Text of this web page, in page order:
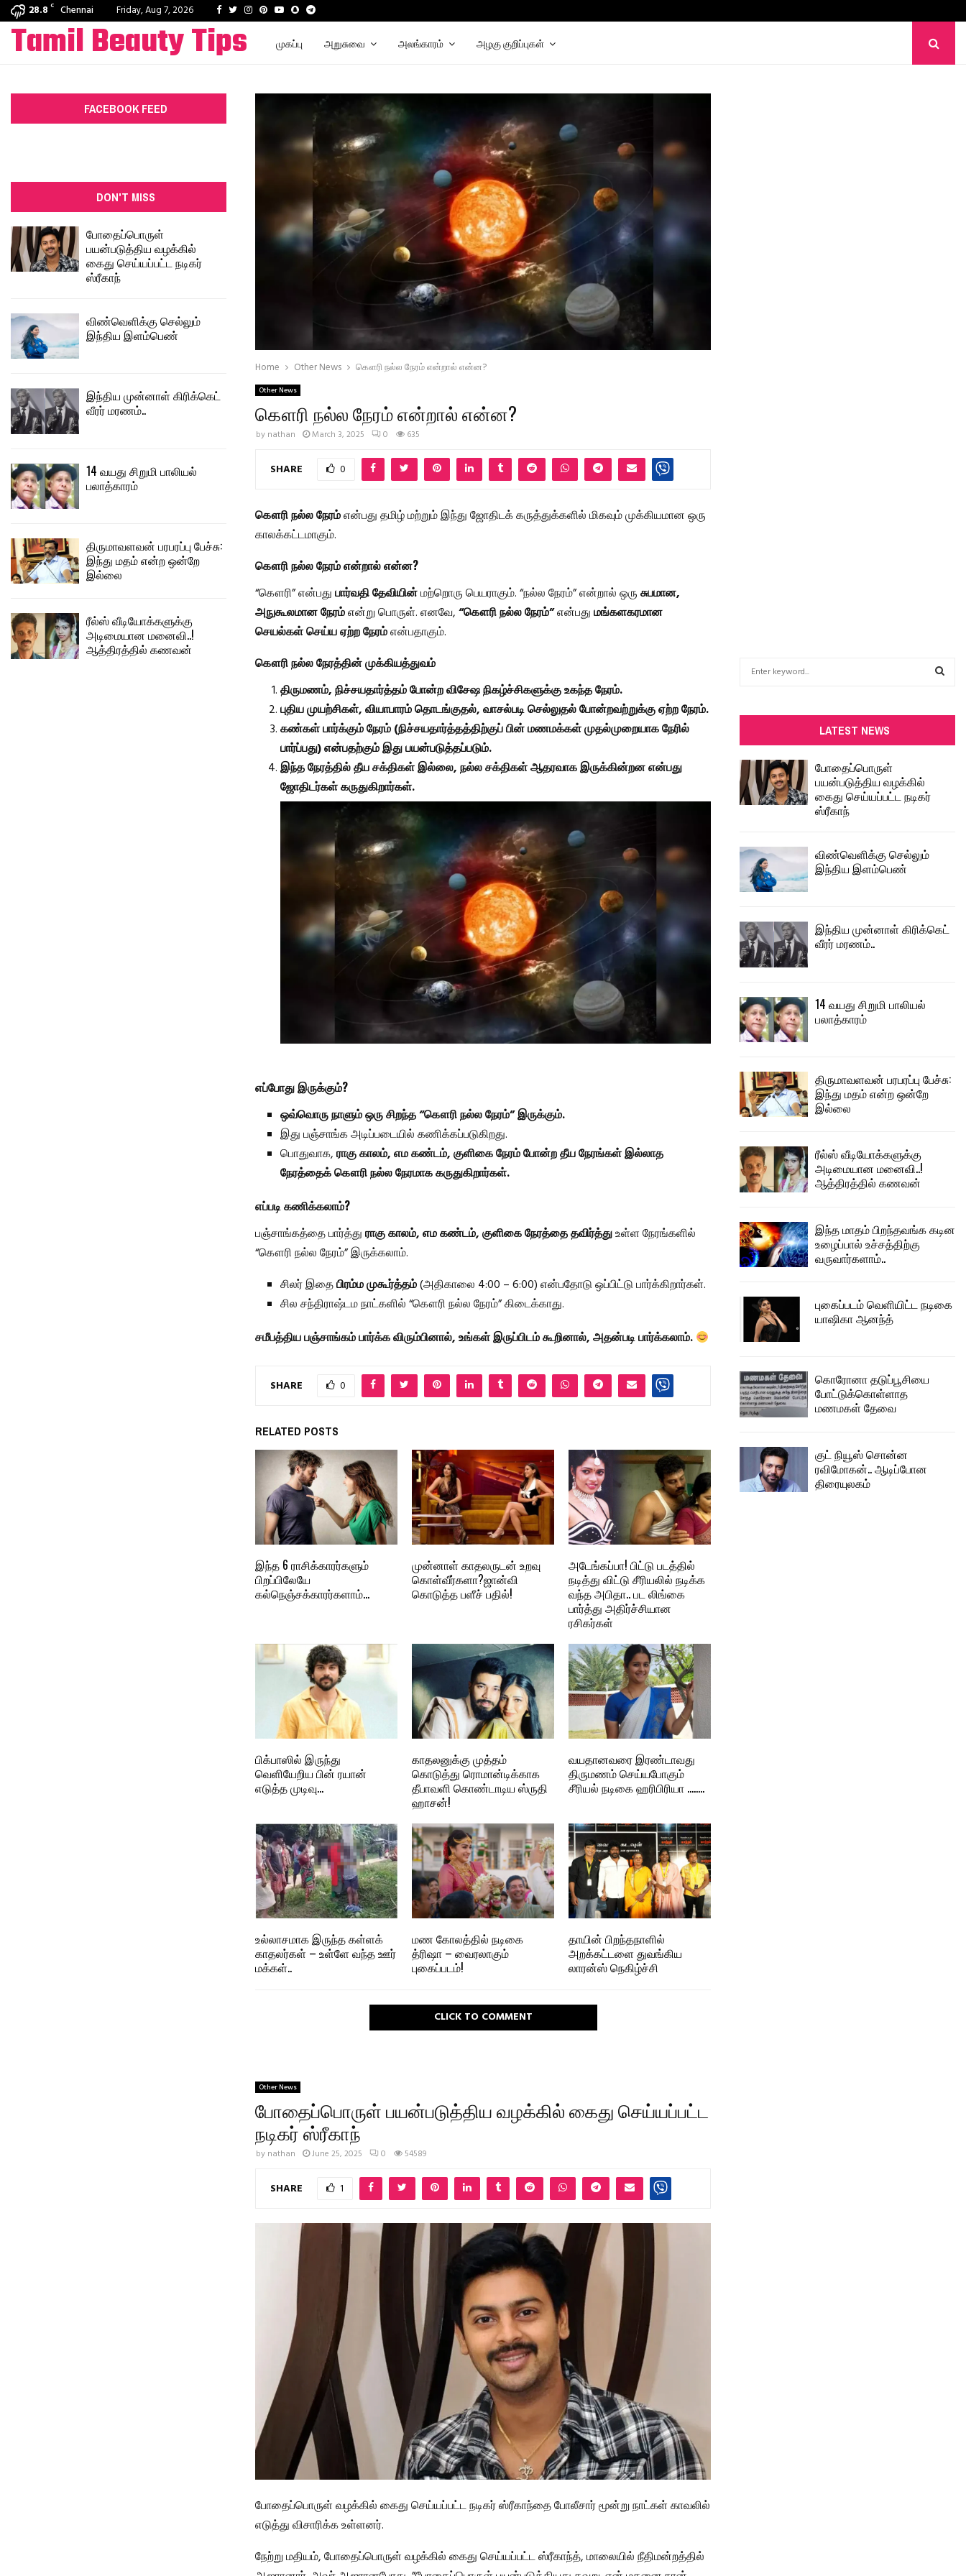
28.8 C Chennai Friday, Aug 7, 2026 Facebook
TwitterInstagram
PinterestYoutube
SnapchatTelegram
Tamil Beauty Tips முகப்பு அறுசுவை அலங்காரம் அழகு குறிப்புகள்
Home Other News கௌரி நல்ல நேரம் என்றால் என்ன?
Other News
கௌரி நல்ல நேரம் என்றால் என்ன?
by nathan March 3, 2025 0 635
SHARE 0
கௌரி நல்ல நேரம்என்பது தமிழ் மற்றும் இந்து ஜோதிடக் கருத்துக்களில் மிகவும் முக்கியமான ஒரு
காலக்கட்டமாகும்.
கௌரி நல்ல நேரம் என்றால் என்ன?
“கௌரி” என்பதுபார்வதி தேவியின்மற்றொரு பெயராகும். “நல்ல நேரம்” என்றால் ஒருசுபமான,
அநுகூலமான நேரம்என்று பொருள். எனவே,“கௌரி நல்ல நேரம்”என்பதுமங்களகரமான
செயல்கள் செய்ய ஏற்ற நேரம்என்பதாகும்.
கௌரி நல்ல நேரத்தின் முக்கியத்துவம்
திருமணம், நிச்சயதார்த்தம் போன்ற விசேஷ நிகழ்ச்சிகளுக்கு உகந்த நேரம்.
புதிய முயற்சிகள், வியாபாரம் தொடங்குதல், வாசல்படி செல்லுதல் போன்றவற்றுக்கு ஏற்ற நேரம்.
கண்கள் பார்க்கும் நேரம் (நிச்சயதார்த்தத்திற்குப் பின் மணமக்கள் முதல்முறையாக நேரில்
பார்ப்பது) என்பதற்கும் இது பயன்படுத்தப்படும்.
இந்த நேரத்தில் தீய சக்திகள் இல்லை, நல்ல சக்திகள் ஆதரவாக இருக்கின்றன என்பது
ஜோதிடர்கள் கருதுகிறார்கள்.
எப்போது இருக்கும்?
ஒவ்வொரு நாளும் ஒரு சிறந்த “கௌரி நல்ல நேரம்” இருக்கும்.
இது பஞ்சாங்க அடிப்படையில் கணிக்கப்படுகிறது.
பொதுவாக,ராகு காலம், எம கண்டம், குளிகை நேரம் போன்ற தீய நேரங்கள் இல்லாத
நேரத்தைக் கௌரி நல்ல நேரமாக கருதுகிறார்கள்.
எப்படி கணிக்கலாம்?
பஞ்சாங்கத்தை பார்த்துராகு காலம், எம கண்டம், குளிகை நேரத்தை தவிர்த்துஉள்ள நேரங்களில்
“கௌரி நல்ல நேரம்” இருக்கலாம்.
சிலர் இதைபிரம்ம முகூர்த்தம்(அதிகாலை 4:00 – 6:00) என்பதோடு ஒப்பிட்டு பார்க்கிறார்கள்.
சில சந்திராஷ்டம நாட்களில் “கௌரி நல்ல நேரம்” கிடைக்காது.
சமீபத்திய பஞ்சாங்கம் பார்க்க விரும்பினால், உங்கள் இருப்பிடம் கூறினால், அதன்படி பார்க்கலாம்.
SHARE 0
RELATED POSTS
இந்த 6 ராசிக்காரர்களும்
பிறப்பிலேயே
கல்நெஞ்சக்காரர்களாம்…
முன்னாள் காதலருடன் உறவு
கொள்வீர்களா?ஜான்வி
கொடுத்த பளீச் பதில்!
அடேங்கப்பா! பிட்டு படத்தில்
நடித்து விட்டு சீரியலில் நடிக்க
வந்த அபிதா.. பட லிங்கை
பார்த்து அதிர்ச்சியான
ரசிகர்கள்
பிக்பாஸில் இருந்து
வெளியேறிய பின் ரயான்
எடுத்த முடிவு…
காதலனுக்கு முத்தம்
கொடுத்து ரொமான்டிக்காக
தீபாவளி கொண்டாடிய ஸ்ருதி
ஹாசன்!
வயதானவரை இரண்டாவது
திருமணம் செய்யபோகும்
சீரியல் நடிகை ஹரிபிரியா ……..
உல்லாசமாக இருந்த கள்ளக்
காதலர்கள் – உள்ளே வந்த ஊர்
மக்கள்..
மண கோலத்தில் நடிகை
த்ரிஷா – வைரலாகும்
புகைப்படம்!
தாயின் பிறந்தநாளில்
அறக்கட்டளை துவங்கிய
லாரன்ஸ் நெகிழ்ச்சி
CLICK TO COMMENT
Other News
போதைப்பொருள் பயன்படுத்திய வழக்கில் கைது செய்யப்பட்ட
நடிகர் ஸ்ரீகாந்
by nathan June 25, 2025 0 54589
SHARE 1
போதைப்பொருள் வழக்கில் கைது செய்யப்பட்ட நடிகர் ஸ்ரீகாந்தை போலீசார் மூன்று நாட்கள் காவலில்
எடுத்து விசாரிக்க உள்ளனர்.
நேற்று மதியம், போதைப்பொருள் வழக்கில் கைது செய்யப்பட்ட ஸ்ரீகாந்த், மாலையில் நீதிமன்றத்தில்
FACEBOOK FEED
DON'T MISS
போதைப்பொருள்
பயன்படுத்திய வழக்கில்
கைது செய்யப்பட்ட நடிகர்
ஸ்ரீகாந்
விண்வெளிக்கு செல்லும்
இந்திய இளம்பெண்
இந்திய முன்னாள் கிரிக்கெட்
வீரர் மரணம்..
14 வயது சிறுமி பாலியல்
பலாத்காரம்
திருமாவளவன் பரபரப்பு பேச்சு:
இந்து மதம் என்ற ஒன்றே
இல்லை
ரீல்ஸ் வீடியோக்களுக்கு
அடிமையான மனைவி..!
ஆத்திரத்தில் கணவன்
f
o
r
:
LATEST NEWS
போதைப்பொருள்
பயன்படுத்திய வழக்கில்
கைது செய்யப்பட்ட நடிகர்
ஸ்ரீகாந்
விண்வெளிக்கு செல்லும்
இந்திய இளம்பெண்
இந்திய முன்னாள் கிரிக்கெட்
வீரர் மரணம்..
14 வயது சிறுமி பாலியல்
பலாத்காரம்
திருமாவளவன் பரபரப்பு பேச்சு:
இந்து மதம் என்ற ஒன்றே
இல்லை
ரீல்ஸ் வீடியோக்களுக்கு
அடிமையான மனைவி..!
ஆத்திரத்தில் கணவன்
இந்த மாதம் பிறந்தவங்க கடின
உழைப்பால் உச்சத்திற்கு
வருவார்களாம்..
புகைப்படம் வெளியிட்ட நடிகை
யாஷிகா ஆனந்த்
கொரோனா தடுப்பூசியை
போட்டுக்கொள்ளாத
மணமகள் தேவை
குட் நியூஸ் சொன்ன
ரவிமோகன்.. ஆடிப்போன
திரையுலகம்